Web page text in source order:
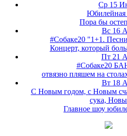
Ср 15
Юбилейная
Пора бы
Вс 16
#Собаке20 "1+1.
Концерт, который
Пт 21
#Собаке20
отвязно пляшем на
Вт 18
С Новым годом, с Новым
сука,
Главное шоу